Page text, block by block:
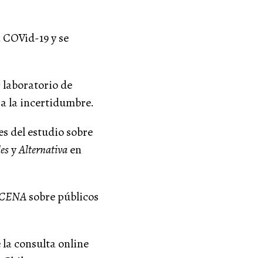
19 y se
de
la incertidumbre.
del estudio sobre
yAlternativaen
sobre públicos
consulta online